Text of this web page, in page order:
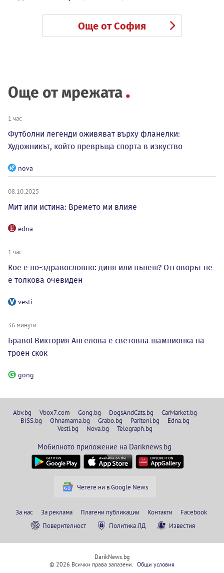
Още от София
Още от мрежата
1 час
Футболни легенди оживяват върху фланелки:
Художникът, който превръща спорта в изкуство
nova
08.10.2025
Мит или истина: Времето ми влияе
edna
1 час
Кое е по-здравословно: диня или пъпеш? Отговорът не
е толкова очевиден
vesti
36 минути
Браво! Виктория Ангелова е световна шампионка на
троен скок
gong
Abv.bg Vbox7.com Gong.bg DogsAndCats.bg
CarMarket.bg
BISS.bg
Ohnamama.bg Grabo.bg Pariteni.bg
Edna.bg
Vesti.bg
Nova.bg Telegraph.bg
Мобилното приложение на Dariknews.bg
Четете ни в Google News
За нас За реклама Платени публикации Контакти
Facebook
Поверителност
Политика ЛД Известия
DarikNews.bg
© 2026 Всички права запазени. Общи условия